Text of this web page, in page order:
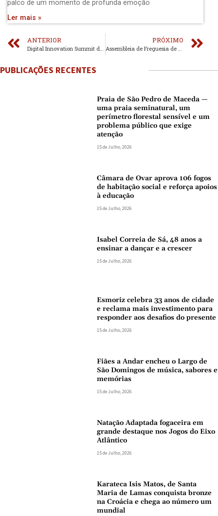
palco de um momento de profunda emoção
Ler mais »
ANTERIOR PRÓXIMO
PUBLICAÇÕES RECENTES
Praia de São Pedro de Maceda —
uma praia seminatural, um
perímetro florestal sensível e um
problema público que exige
atenção
15 de Julho, 2026
Câmara de Ovar aprova 106 fogos
de habitação social e reforça apoios
à educação
15 de Julho, 2026
Isabel Correia de Sá, 48 anos a
ensinar a dançar e a crescer
15 de Julho, 2026
Esmoriz celebra 33 anos de cidade
e reclama mais investimento para
responder aos desafios do presente
15 de Julho, 2026
Fiães a Andar encheu o Largo de
São Domingos de música, sabores e
memórias
15 de Julho, 2026
Natação Adaptada fogaceira em
grande destaque nos Jogos do Eixo
Atlântico
15 de Julho, 2026
Karateca Isis Matos, de Santa
Maria de Lamas conquista bronze
na Croácia e chega ao número um
mundial